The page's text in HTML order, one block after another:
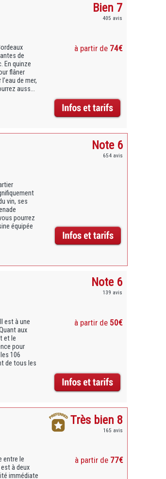
Bien 7
405 avis
de
En quinze
flâner
de mer,
auss...
à partir de 74€
Note 6
654 avis
vin, ses
pourrez
équipée
Note 6
139 avis
est à une
aux
et le
pour
106
de tous les
à partir de 50€
Très bien 8
165 avis
entre le
à deux
immédiate
à partir de 77€